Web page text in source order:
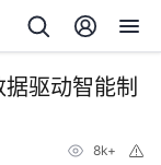
驱动智能制
8k+